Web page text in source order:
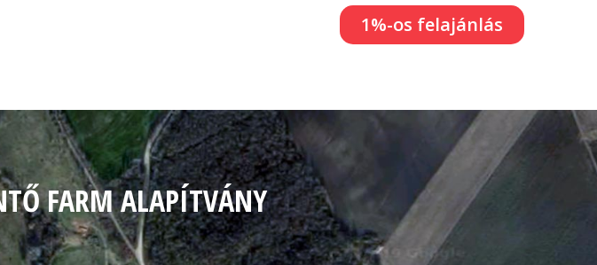
1%-os felajánlás
FARM ALAPÍTVÁNY